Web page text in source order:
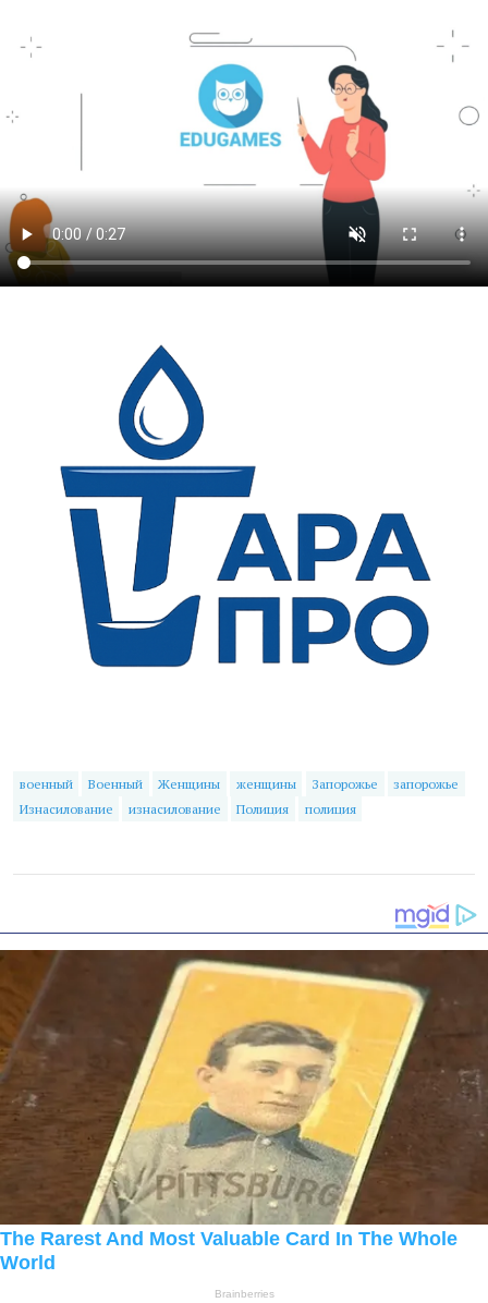
военный Военный Женщины женщины Запорожье
запорожье
Изнасилование
изнасилование Полиция полиция